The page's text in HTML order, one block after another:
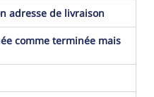
adresse de livraison
comme terminée mais